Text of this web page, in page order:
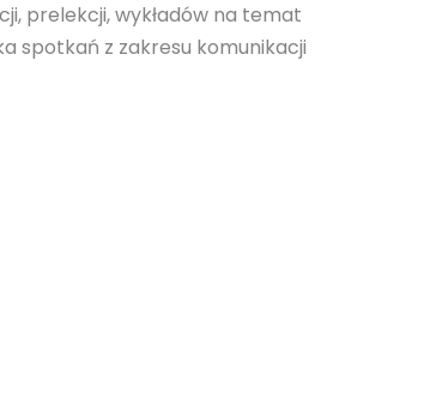
prelekcji, wykładów na temat
spotkań z zakresu komunikacji